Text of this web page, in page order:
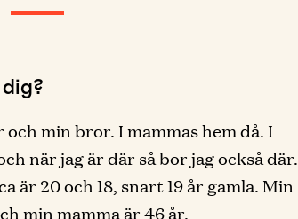
min bror. I mammas hem då. I
när jag är där så bor jag också där.
är 20 och 18, snart 19 år gamla. Min
min mamma är 46 år.